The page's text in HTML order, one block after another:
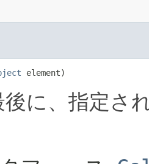
element)
後に、指定さ